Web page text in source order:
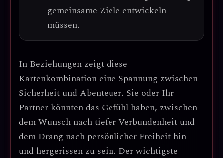
gemeinsame Ziele entwickeln
müssen.
In Beziehungen zeigt diese
Kartenkombination eine Spannung zwischen
Sicherheit und Abenteuer. Sie oder Ihr
Partner könnten das Gefühl haben, zwischen
dem Wunsch nach tiefer Verbundenheit und
dem Drang nach persönlicher Freiheit hin-
und hergerissen zu sein. Der wichtigste